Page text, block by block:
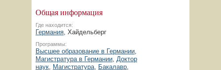
Общая информация
Где находится:
Германия, Хайдельберг
Программы:
Высшее образование в Германии,
Магистратура в Германии, Доктор
наук, Магистратура, Бакалавр,